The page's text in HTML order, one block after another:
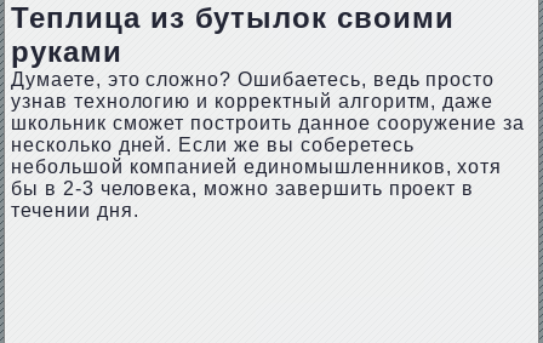
Теплица из бутылок своими
руками
Думаете, это сложно? Ошибаетесь, ведь просто
узнав технологию и корректный алгоритм, даже
школьник сможет построить данное сооружение за
несколько дней. Если же вы соберетесь
небольшой компанией единомышленников, хотя
бы в 2-3 человека, можно завершить проект в
течении дня.